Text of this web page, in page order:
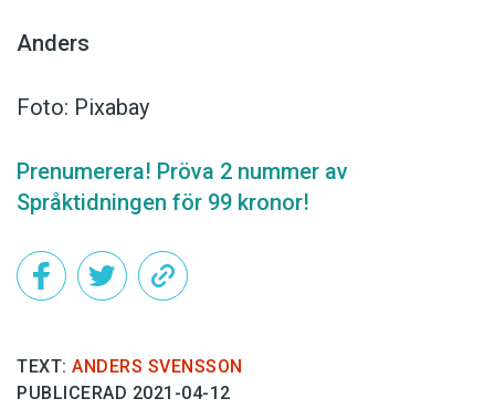
Anders
Foto: Pixabay
Prenumerera! Pröva 2 nummer av
Språktidningen för 99 kronor!
TEXT: ANDERS SVENSSON
PUBLICERAD 2021-04-12